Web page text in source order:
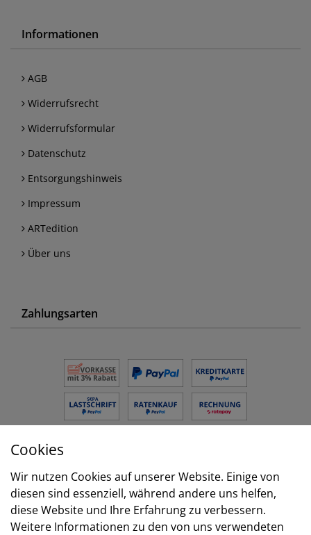
Informationen
AGB
Widerrufsrecht
Widerrufsformular
Datenschutz
Entsorgungshinweis
Impressum
ARTedition
Über uns
Zahlungsarten
Versand
Cookies
Wir nutzen Cookies auf unserer Website. Einige von
diesen sind essenziell, während andere uns helfen,
diese Website und Ihre Erfahrung zu verbessern.
Weitere Informationen zu den von uns verwendeten